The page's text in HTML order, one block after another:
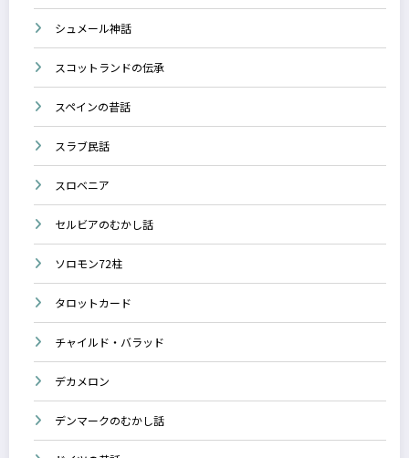
シュメール神話
スコットランドの伝承
スペインの昔話
スラブ民話
スロベニア
セルビアのむかし話
ソロモン72柱
タロットカード
チャイルド・バラッド
デカメロン
デンマークのむかし話